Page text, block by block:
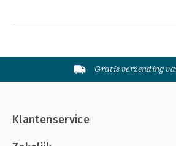
Gratis verzending
Klantenservice